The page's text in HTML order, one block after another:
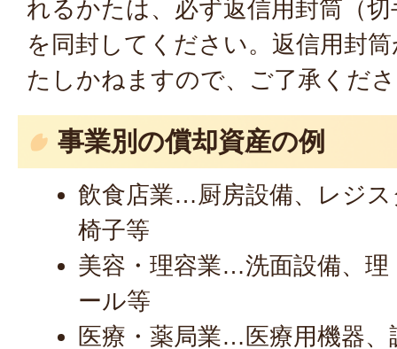
れるかたは、必ず返信用封筒（
を同封してください。返信用封
たしかねますので、ご了承くだ
事業別の償却資産の例
飲食店業…厨房設備、レジ
椅子等
美容・理容業…洗面設備、
ール等
医療・薬局業…医療用機器